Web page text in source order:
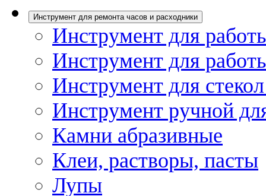
Инструмент для ремонта часов и расходники
Инструмент для
Инструмент для
Инструмент для
Инструмент ручной
Камни абразивные
Клеи, растворы, пасты
Лупы